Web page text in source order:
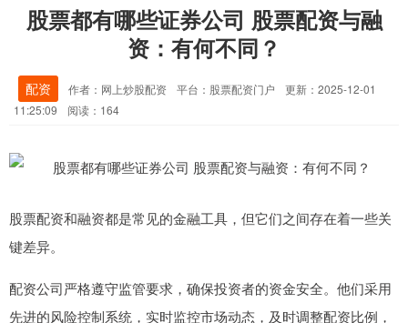
股票都有哪些证券公司 股票配资与融
资：有何不同？
配资 作者：网上炒股配资 平台：股票配资门户
更新：2025-12-01
11:25:09
阅读：164
股票配资和融资都是常见的金融工具，但它们之间存在着一些关
键差异。
配资公司严格遵守监管要求，确保投资者的资金安全。他们采用
先进的风险控制系统，实时监控市场动态，及时调整配资比例，